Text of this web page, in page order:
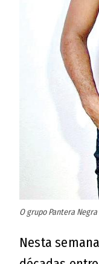
O grupo Pantera
Nesta